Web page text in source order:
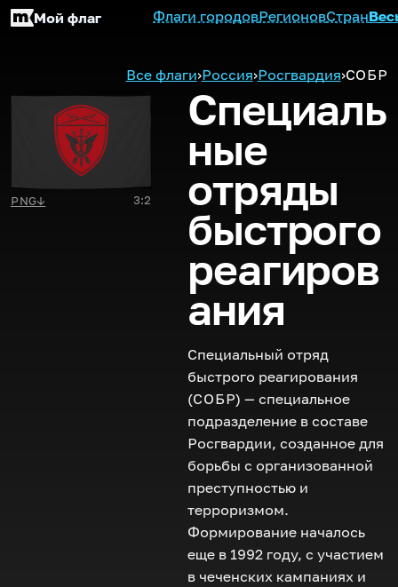
Мой флаг Флаги городовРегионовСтран
Все флаги›Россия›Росгвардия›СОБР
PNG↓ 3:2
Специаль
ные
отряды
быстрого
реагиров
ания
Специальный отряд
быстрого реагирования
(СОБР) — специальное
подразделение в составе
Росгвардии, созданное для
борьбы с организованной
преступностью и
терроризмом.
Формирование началось
еще в 1992 году, с участием
в чеченских кампаниях и